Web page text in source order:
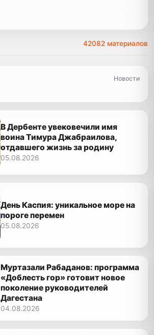
42082 материалов
Новости
В Дербенте увековечили имя
воина Тимура Джабраилова,
отдавшего жизнь за родину
05.08.2026
День Каспия: уникальное море на
пороге перемен
05.08.2026
Муртазали Рабаданов: программа
«Доблесть гор» готовит новое
поколение руководителей
Дагестана
04.08.2026